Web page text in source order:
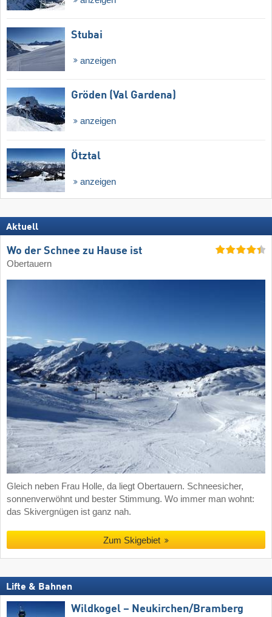
Stubai
anzeigen
Gröden (Val Gardena)
anzeigen
Ötztal
anzeigen
Aktuell
Wo der Schnee zu Hause ist
Obertauern
Gleich neben Frau Holle, da liegt Obertauern. Schneesicher,
sonnenverwöhnt und bester Stimmung. Wo immer man wohnt:
das Skivergnügen ist ganz nah.
Zum Skigebiet
Lifte & Bahnen
Wildkogel – Neukirchen/​Bramberg